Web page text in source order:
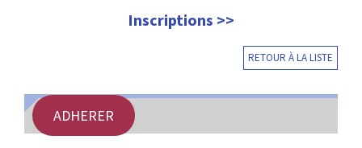
Inscriptions >>
RETOUR À LA LISTE
ADHERER